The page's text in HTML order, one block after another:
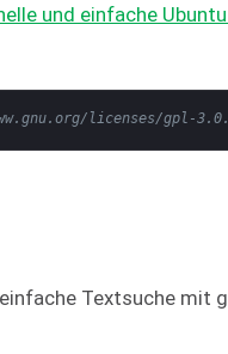
und einfache
licenses/gpl-
Textsuche mit